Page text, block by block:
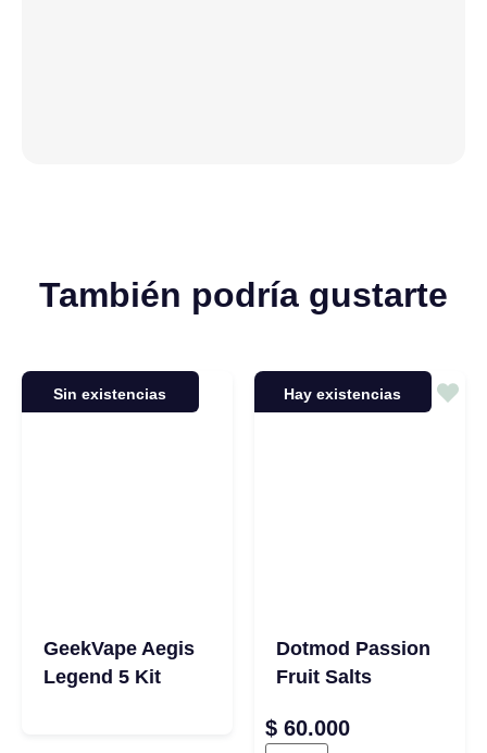
También podría gustarte
Sin existencias
GeekVape Aegis
Legend 5 Kit
Hay existencias
Dotmod Passion
Fruit Salts
$ 60.000